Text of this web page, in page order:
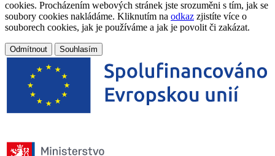
cookies. Procházením webových stránek jste srozuměni s tím, jak se
soubory cookies nakládáme. Kliknutím na odkaz zjistíte více o
souborech cookies, jak je používáme a jak je povolit či zakázat.
Odmítnout Souhlasím